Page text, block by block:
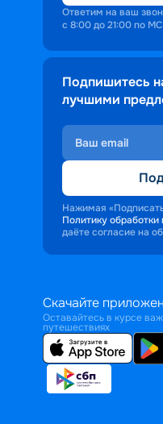
Ответим на ваш
с 8:00 до 21:00 по
Подпишитесь
лучшими
Нажимая
Политику
даёте согласие на
Скачайте
Оставайтесь в курсе
путешествиях